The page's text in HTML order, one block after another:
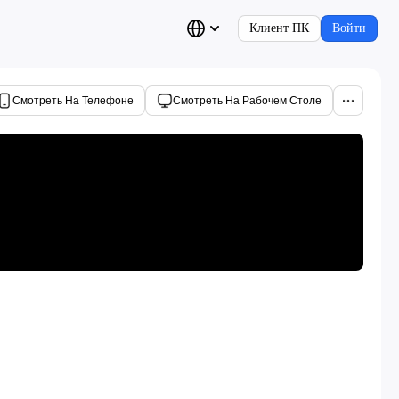
Клиент ПК Войти
Смотреть На Телефоне Смотреть На Рабочем Столе